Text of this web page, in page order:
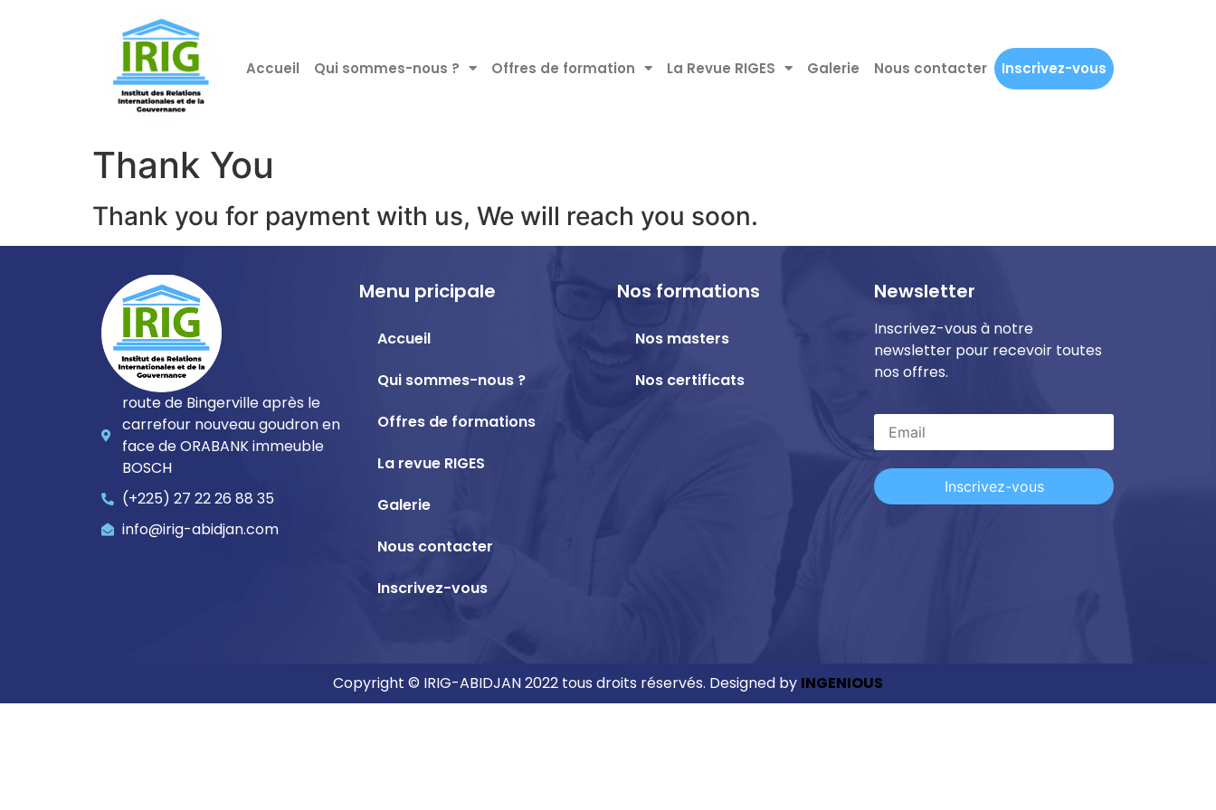
Accueil Qui sommes-nous ? Offres de formation La Revue RIGES Galerie Nous contacter Inscrivez-vous
Thank You
Thank you for payment with us, We will reach you soon.
route de Bingerville après le
carrefour nouveau goudron en
face de ORABANK immeuble
BOSCH
(+225) 27 22 26 88 35
info@irig-abidjan.com
Menu pricipale
Accueil
Qui sommes-nous ?
Offres de formations
La revue RIGES
Galerie
Nous contacter
Inscrivez-vous
Nos formations
Nos masters
Nos certificats
Newsletter
Inscrivez-vous à notre
newsletter pour recevoir toutes
nos offres.
Inscrivez-vous
Copyright © IRIG-ABIDJAN 2022 tous droits réservés. Designed by INGENIOUS